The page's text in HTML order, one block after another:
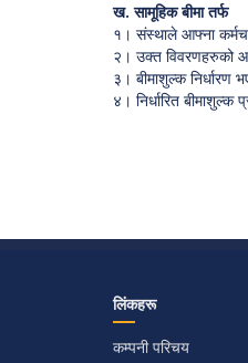
ख. सामूहिक बीमा तर्फ
१। संस्थाले आफ्ना
२। उक्त विवरणहरुको
३। बीमाशुल्क निर्धारण
४। निर्धारित
लिंकहरू
कम्पनी परिचय